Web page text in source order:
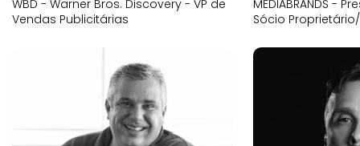
WBD - Warner Bros. Discovery - VP de
Vendas Publicitárias
MEDIABRANDS -
Sócio